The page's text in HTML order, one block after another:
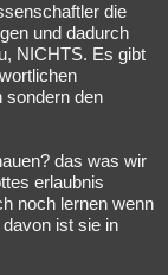
die
und dadurch
NICHTS. Es gibt
sondern den
das was wir
erlaubnis
noch lernen wenn
ist sie in